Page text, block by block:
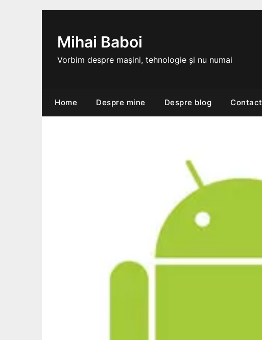
Mihai Baboi
Vorbim despre mașini, tehnologie și nu numai
Home Despre mine Despre blog Contact